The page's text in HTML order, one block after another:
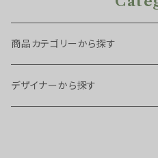
商品カテゴリーから探す
チェア・スツール
デザイナーから探す